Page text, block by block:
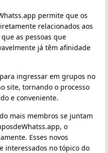
permite que os
relacionados aos
as pessoas que
já têm afinidade
ingressar em grupos no
site, tornando o processo
e conveniente.
mais membros se juntam
o
Esses novos
interessados no tópico do